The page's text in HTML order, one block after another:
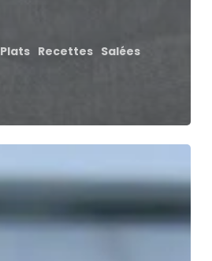
Plats Recettes Salées